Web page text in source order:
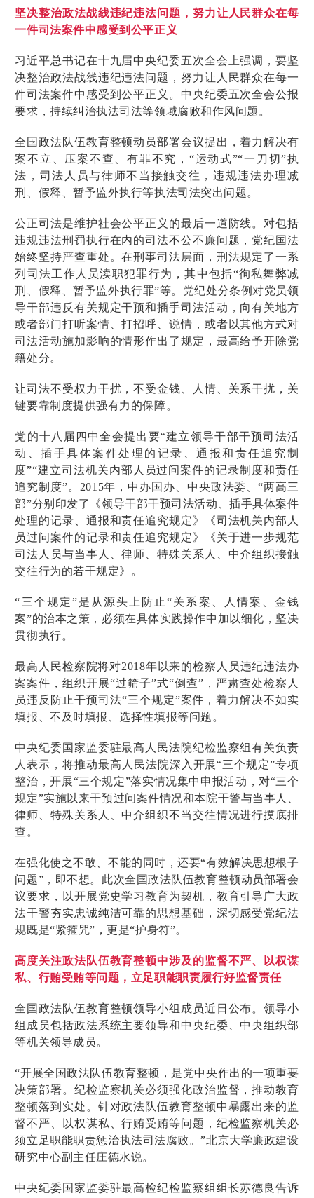
坚决整治政法战线违纪违法问题，努力让人民群众在每
一件司法案件中感受到公平正义
习近平总书记在十九届中央纪委五次全会上强调，要坚
决整治政法战线违纪违法问题，努力让人民群众在每一
件司法案件中感受到公平正义。中央纪委五次全会公报
要求，持续纠治执法司法等领域腐败和作风问题。
全国政法队伍教育整顿动员部署会议提出，着力解决有
案不立、压案不查、有罪不究，“运动式”“一刀切”执
法，司法人员与律师不当接触交往，违规违法办理减
刑、假释、暂予监外执行等执法司法突出问题。
公正司法是维护社会公平正义的最后一道防线。对包括
违规违法刑罚执行在内的司法不公不廉问题，党纪国法
始终坚持严查重处。在刑事司法层面，刑法规定了一系
列司法工作人员渎职犯罪行为，其中包括“徇私舞弊减
刑、假释、暂予监外执行罪”等。党纪处分条例对党员领
导干部违反有关规定干预和插手司法活动，向有关地方
或者部门打听案情、打招呼、说情，或者以其他方式对
司法活动施加影响的情形作出了规定，最高给予开除党
籍处分。
让司法不受权力干扰，不受金钱、人情、关系干扰，关
键要靠制度提供强有力的保障。
党的十八届四中全会提出要“建立领导干部干预司法活
动、插手具体案件处理的记录、通报和责任追究制
度”“建立司法机关内部人员过问案件的记录制度和责任
追究制度”。2015年，中办国办、中央政法委、“两高三
部”分别印发了《领导干部干预司法活动、插手具体案件
处理的记录、通报和责任追究规定》《司法机关内部人
员过问案件的记录和责任追究规定》《关于进一步规范
司法人员与当事人、律师、特殊关系人、中介组织接触
交往行为的若干规定》。
“三个规定”是从源头上防止“关系案、人情案、金钱
案”的治本之策，必须在具体实践操作中加以细化，坚决
贯彻执行。
最高人民检察院将对2018年以来的检察人员违纪违法办
案案件，组织开展“过筛子”式“倒查”，严肃查处检察人
员违反防止干预司法“三个规定”案件，着力解决不如实
填报、不及时填报、选择性填报等问题。
中央纪委国家监委驻最高人民法院纪检监察组有关负责
人表示，将推动最高人民法院深入开展“三个规定”专项
整治，开展“三个规定”落实情况集中申报活动，对“三个
规定”实施以来干预过问案件情况和本院干警与当事人、
律师、特殊关系人、中介组织不当交往情况进行摸底排
查。
在强化使之不敢、不能的同时，还要“有效解决思想根子
问题”，即不想。此次全国政法队伍教育整顿动员部署会
议要求，以开展党史学习教育为契机，教育引导广大政
法干警夯实忠诚纯洁可靠的思想基础，深切感受党纪法
规既是“紧箍咒”，更是“护身符”。
高度关注政法队伍教育整顿中涉及的监督不严、以权谋
私、行贿受贿等问题，立足职能职责履行好监督责任
全国政法队伍教育整顿领导小组成员近日公布。领导小
组成员包括政法系统主要领导和中央纪委、中央组织部
等机关领导成员。
“开展全国政法队伍教育整顿，是党中央作出的一项重要
决策部署。纪检监察机关必须强化政治监督，推动教育
整顿落到实处。针对政法队伍教育整顿中暴露出来的监
督不严、以权谋私、行贿受贿等问题，纪检监察机关必
须立足职能职责惩治执法司法腐败。”北京大学廉政建设
研究中心副主任庄德水说。
中央纪委国家监委驻最高检纪检监察组组长苏德良告诉